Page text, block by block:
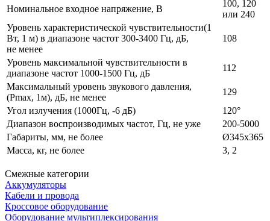
Номинальное входное напряжение, В
100, 120
или 240
Уровень характеристической чувствительности(1
Вт, 1 м) в диапазоне частот 300‑3400 Гц, дБ,
не менее
108
Уровень максимальной чувствительности в
диапазоне частот 1000‑1500 Гц, дБ
112
Максимальный уровень звукового давления,
(Pmax, 1м), дБ, не менее
129
Угол излучения (1000Гц, ‑6 дБ)
120°
Диапазон воспроизводимых частот, Гц, не уже
200‑5000
Габариты, мм, не более
Ø345х365
Масса, кг, не более
3, 2
Смежные категории
Аккумуляторы
Кабели и провода
Кроссовое оборудование
Оборудование мультиплексирования